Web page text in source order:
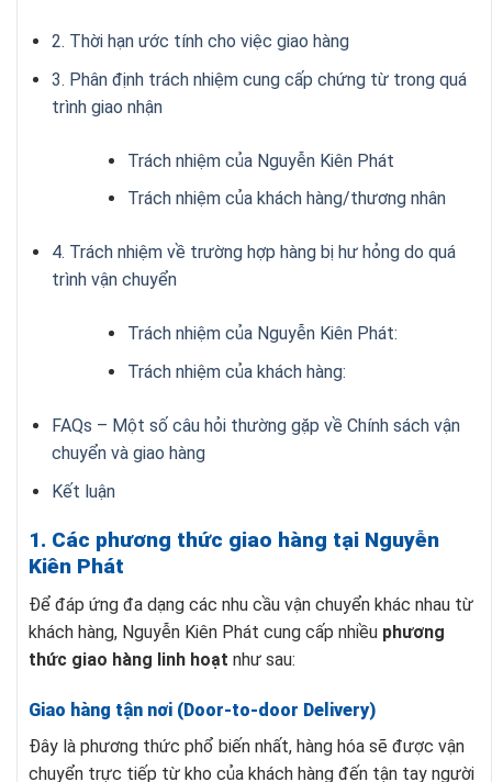
2. Thời hạn ước tính cho việc giao hàng
3. Phân định trách nhiệm cung cấp chứng từ trong quá
trình giao nhận
Trách nhiệm của Nguyễn Kiên Phát
Trách nhiệm của khách hàng/thương nhân
4. Trách nhiệm về trường hợp hàng bị hư hỏng do quá
trình vận chuyển
Trách nhiệm của Nguyễn Kiên Phát:
Trách nhiệm của khách hàng:
FAQs – Một số câu hỏi thường gặp về Chính sách vận
chuyển và giao hàng
Kết luận
1. Các phương thức giao hàng tại Nguyễn
Kiên Phát
Để đáp ứng đa dạng các nhu cầu vận chuyển khác nhau từ
khách hàng, Nguyễn Kiên Phát cung cấp nhiều phương
thức giao hàng linh hoạt như sau:
Giao hàng tận nơi (Door-to-door Delivery)
Đây là phương thức phổ biến nhất, hàng hóa sẽ được vận
chuyển trực tiếp từ kho của khách hàng đến tận tay người